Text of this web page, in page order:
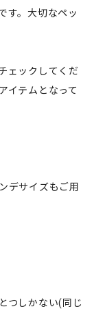
す。大切なペッ
ェックしてくだ
イテムとなって
デサイズもご用
つしかない(同じ